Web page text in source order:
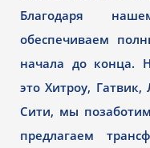
Благодаря
обеспечиваем
начала до конца.
это Хитроу, Гатвик,
Сити, мы
предлагаем